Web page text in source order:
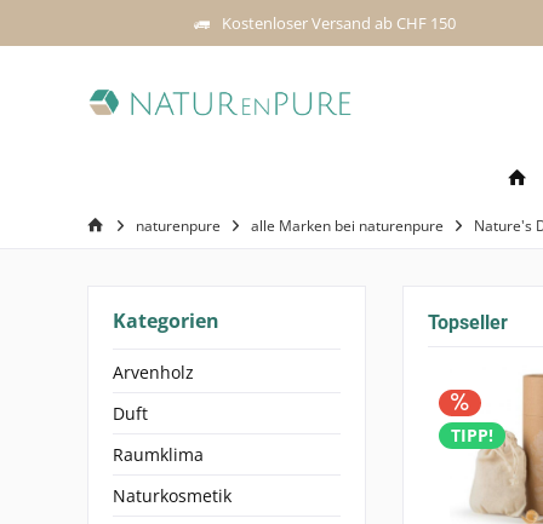
Kostenloser Versand ab CHF 150
naturenpure alle Marken bei naturenpure Nature's
Kategorien
Arvenholz
Duft
Raumklima
Naturkosmetik
Topseller
TIPP!